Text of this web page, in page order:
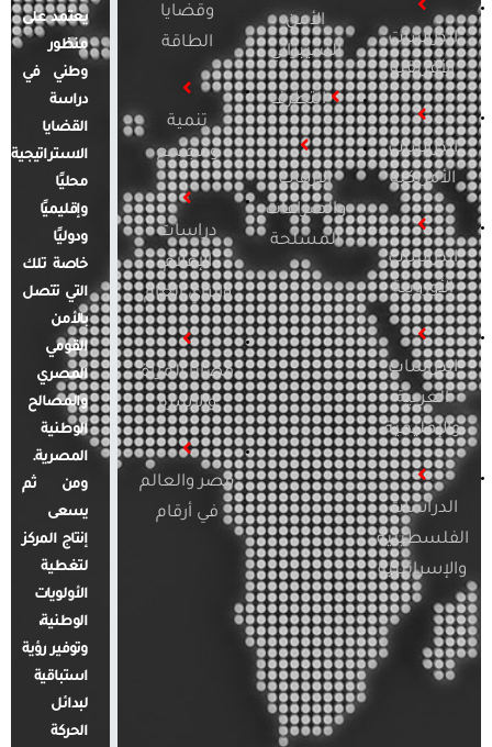
الدراسات
الأفريقية
الدراسات
الأمريكية
الدراسات
الأوروبية
الدراسات
العربية
والإقليمية
الدراسات
الفلسطينية
والإسرائيلية
الأمن
السيبراني
التطرف
الإرهاب
والصراعات
المسلحة
وقضايا
الطاقة
تنمية
ومجتمع
دراسات
الإعلام
والرأي العام
قضايا المرأة
والأسرة
مصر والعالم
في أرقام
يعتمد على
منظور
وطني في
دراسة
القضايا
الاستراتيجية
محليًا
وإقليميًا
ودوليًا
خاصة تلك
التي تتصل
بالأمن
القومي
المصري
والمصالح
الوطنية
المصرية.
ومن ثم
يسعى
إنتاج المركز
لتغطية
الأولويات
الوطنية،
وتوفير رؤية
استباقية
لبدائل
الحركة